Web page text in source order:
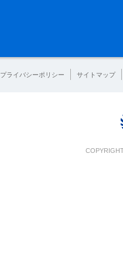
プライバシーポリシー サイトマップ